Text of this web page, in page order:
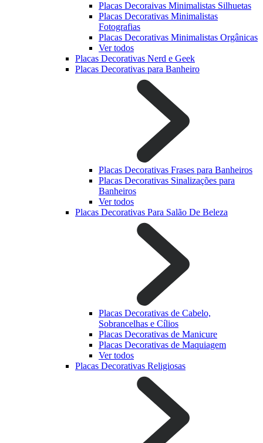
Placas Decoraivas Minimalistas Silhuetas
Placas Decorativas Minimalistas
Fotografias
Placas Decorativas Minimalistas Orgânicas
Ver todos
Placas Decorativas Nerd e Geek
Placas Decorativas para Banheiro
Placas Decorativas Frases para Banheiros
Placas Decorativas Sinalizações para
Banheiros
Ver todos
Placas Decorativas Para Salão De Beleza
Placas Decorativas de Cabelo,
Sobrancelhas e Cílios
Placas Decorativas de Manicure
Placas Decorativas de Maquiagem
Ver todos
Placas Decorativas Religiosas